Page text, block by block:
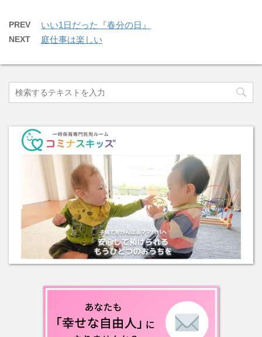
PREV いい1日だった『春分の日』
NEXT 庭仕事は楽しい